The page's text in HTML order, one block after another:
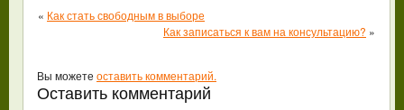
« Как стать свободным в выборе
Как записаться к вам на консультацию? »
Вы можете оставить комментарий.
Оставить комментарий